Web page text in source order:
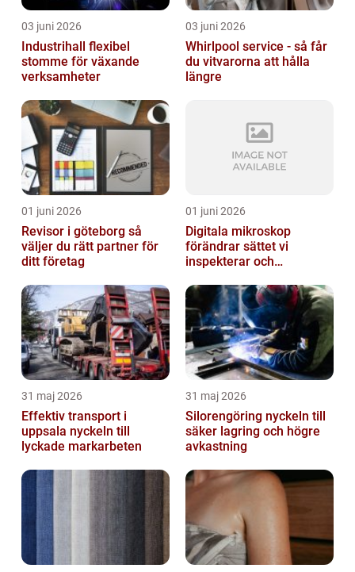
03 juni 2026
Industrihall flexibel
stomme för växande
verksamheter
03 juni 2026
Whirlpool service - så får
du vitvarorna att hålla
längre
01 juni 2026
Revisor i göteborg så
väljer du rätt partner för
ditt företag
01 juni 2026
Digitala mikroskop
förändrar sättet vi
inspekterar och
31 maj 2026
Effektiv transport i
uppsala nyckeln till
lyckade markarbeten
31 maj 2026
Silorengöring nyckeln till
säker lagring och högre
avkastning